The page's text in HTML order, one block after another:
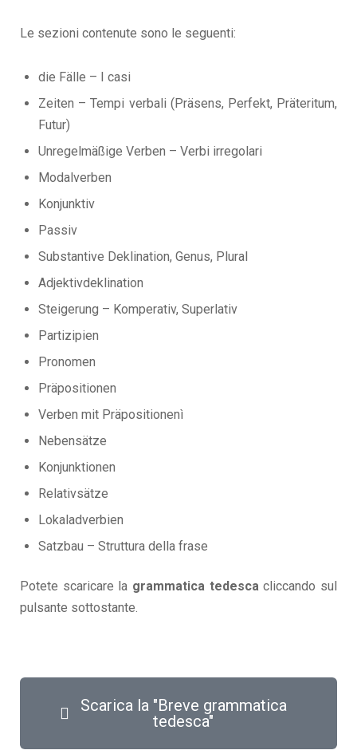
Le sezioni contenute sono le seguenti:
die Fälle – I casi
Zeiten – Tempi verbali (Präsens, Perfekt, Präteritum,
Futur)
Unregelmäßige Verben – Verbi irregolari
Modalverben
Konjunktiv
Passiv
Substantive Deklination, Genus, Plural
Adjektivdeklination
Steigerung – Komperativ, Superlativ
Partizipien
Pronomen
Präpositionen
Verben mit Präpositionenì
Nebensätze
Konjunktionen
Relativsätze
Lokaladverbien
Satzbau – Struttura della frase
Potete scaricare la grammatica tedescacliccando sul
pulsante sottostante.
Scarica la "Breve grammatica
tedesca"